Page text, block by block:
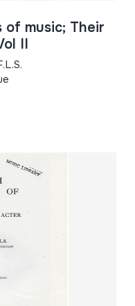
of music; Their
II